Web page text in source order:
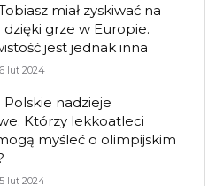
miał zyskiwać na
grze w Europie.
jest jednak inna
lut 2024
Polskie nadzieje
Którzy lekkoatleci
myśleć o olimpijskim
lut 2024